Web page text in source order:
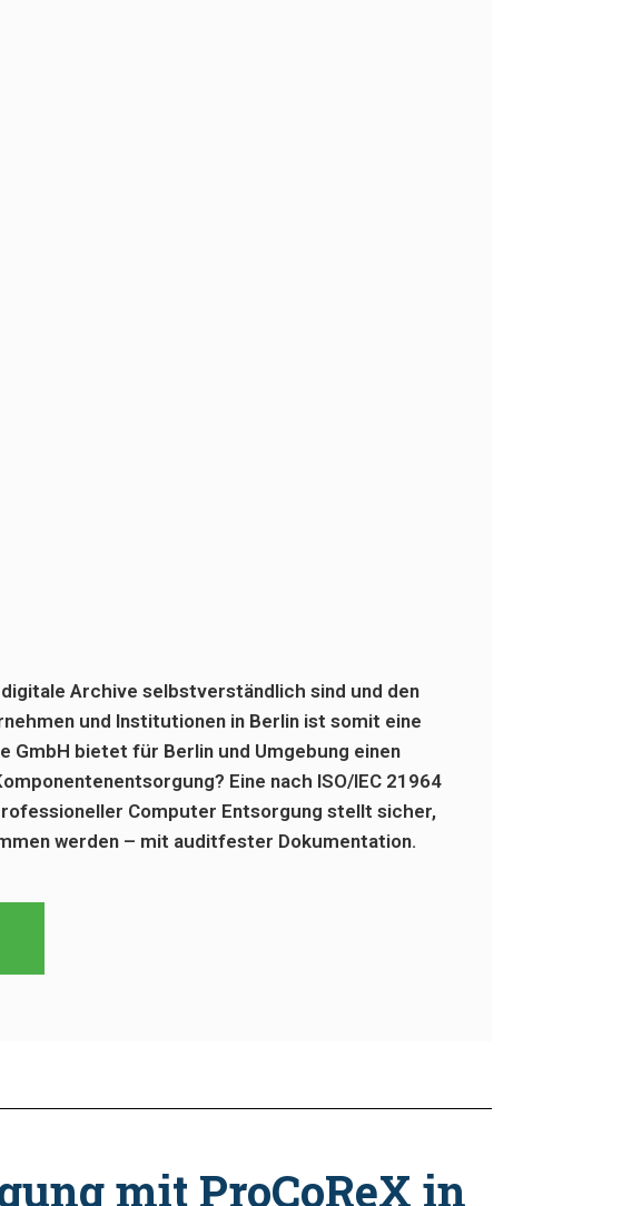
Archive selbstverständlich sind und den
und Institutionen in Berlin ist somit eine
GmbH bietet für Berlin und Umgebung einen
Eine nach ISO/IEC 21964
Computer Entsorgung stellt sicher,
werden – mit auditfester Dokumentation.
mit ProCoReX in